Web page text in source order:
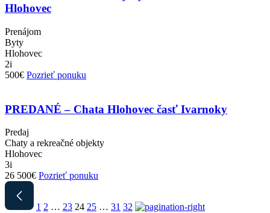
Hlohovec
Prenájom
Byty
Hlohovec
2i
500€ Pozrieť ponuku
PREDANÉ – Chata Hlohovec časť Ivarnoky
Predaj
Chaty a rekreačné objekty
Hlohovec
3i
26 500€ Pozrieť ponuku
1 2 … 23 24 25 … 31 32